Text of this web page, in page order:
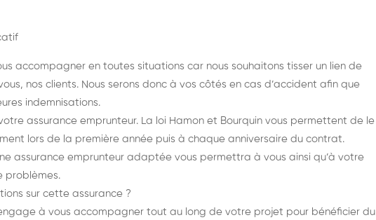
accompagner en toutes situations car nous souhaitons tisser un lien de
nos clients. Nous serons donc à vos côtés en cas d’accident afin que
indemnisations.
assurance emprunteur. La loi Hamon et Bourquin vous permettent de le
lors de la première année puis à chaque anniversaire du contrat.
assurance emprunteur adaptée vous permettra à vous ainsi qu’à votre
problèmes.
sur cette assurance ?
à vous accompagner tout au long de votre projet pour bénéficier du